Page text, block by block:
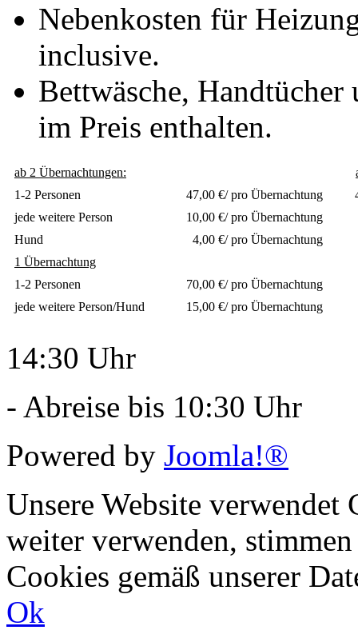
Nebenkosten für
inclusive.
Bettwäsche,
im Preis enthalten.
ab 2 Übernachtungen:
1-2 Personen
47,00 €/ pro Übernachtung
jede weitere Person
10,00 €/ pro Übernachtung
Hund
4,00 €/ pro Übernachtung
1 Übernachtung
1-2 Personen
70,00 €/ pro Übernachtung
jede weitere Person/Hund
15,00 €/ pro Übernachtung
14:30 Uhr
- Abreise bis 10:30 Uhr
Powered by Joomla!®
Unsere Website verwendet
weiter verwenden,
Cookies gemäß unserer
Ok